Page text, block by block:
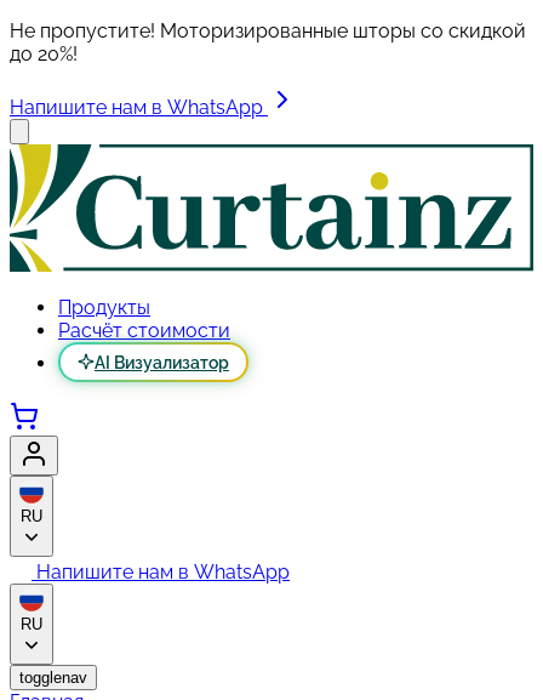
Не пропустите! Моторизированные шторы со скидкой
до 20%!
Напишите нам в WhatsApp
Продукты
Расчёт стоимости
AI Визуализатор
RU
Напишите нам в WhatsApp
RU
togglenav